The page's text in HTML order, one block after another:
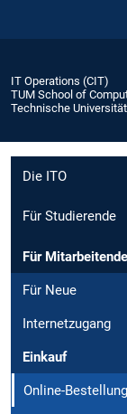
IT Operations (CIT)
TUM School of
Technische
Die ITO
Für Studierende
Für Mitarbeitende
Für Neue
Internetzugang
Einkauf
Online-Bestellung